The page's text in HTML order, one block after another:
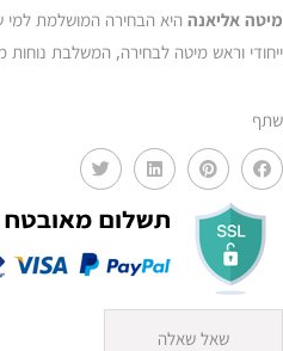
מיטה אליאנה היא הבחירה המושלמת
ייחודי וראש מיטה לבחירה, המשלבת
שתף
שאל שאלה